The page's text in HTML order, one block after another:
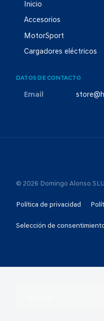
Inicio
Accesorios
MotorSport
Cargadores eléctricos
DATOS DE CONTACTO
Email
© 2026 Domingo Alonso SLU
Política de privacidad
Selección de